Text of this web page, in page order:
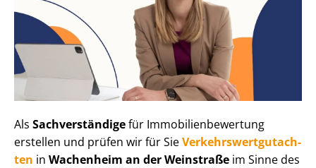
Als Sachverständigefür Im­mo­bi­li­en­be­wer­tung
erstellen und prüfen wir für SieVer­kehrs­wert­gut­ach­
ten in Wachenheim an der Weinstraße im Sinne des